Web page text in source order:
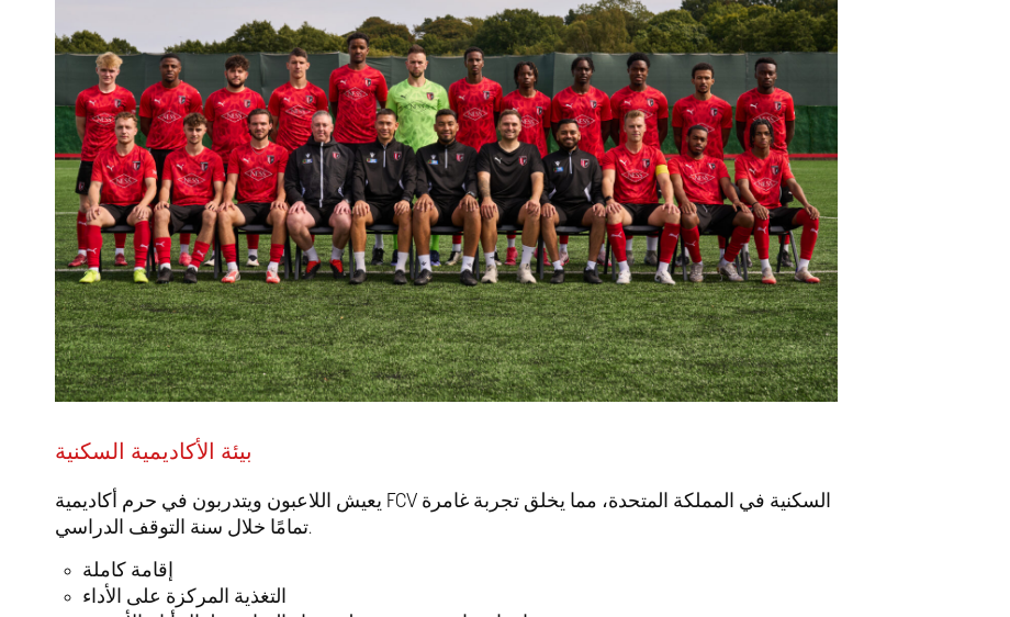
بيئة الأكاديمية السكنية
يعيش اللاعبون ويتدربون في حرم أكاديمية FCV السكنية في المملكة المتحدة، مما يخلق تجربة غامرة
تمامًا خلال سنة التوقف الدراسي.
إقامة كاملة
التغذية المركزة على الأداء